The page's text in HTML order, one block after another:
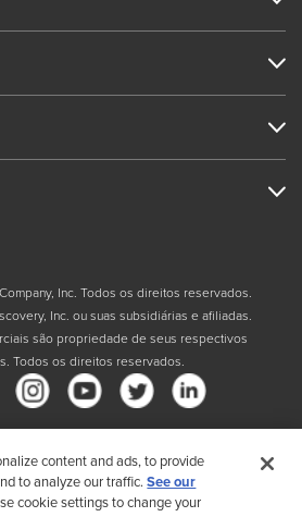
Inc. Todos os direitos reservados.
Inc. ou suas subsidiárias e afiliadas.
são propriedade de seus respectivos
Todos os direitos reservados.
reconhece que leu a Política de Privacidade
content and ads, to provide
to analyze our traffic.See our
cookie settings to change your